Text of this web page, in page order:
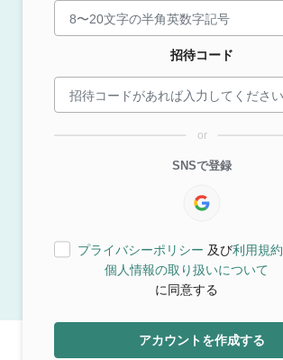
招待コード
or
SNSで登録
プライバシーポリシー 及び利用規約
個人情報の取り扱いについて
に同意する
アカウントを作成する